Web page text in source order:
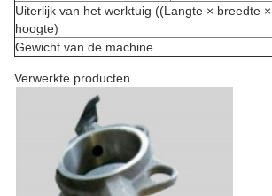
Uiterlijk van het werktuig ((Langte × breedte ×
hoogte)
Gewicht van de machine
Verwerkte producten